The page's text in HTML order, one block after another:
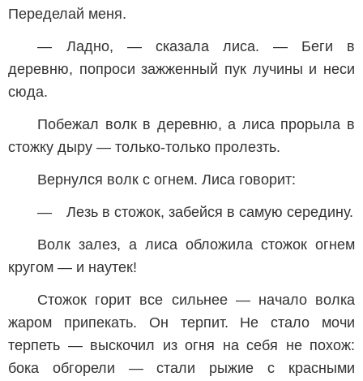
Переделай меня.
— Ладно, — сказала лиса. — Беги в
деревню, попроси зажженный пук лучины и неси
сюда.
Побежал волк в деревню, а лиса прорыла в
стожку дыру — только-только пролезть.
Вернулся волк с огнем. Лиса говорит:
— Лезь в стожок, забейся в самую середину.
Волк залез, а лиса обложила стожок огнем
кругом — и наутек!
Стожок горит все сильнее — начало волка
жаром припекать. Он терпит. Не стало мочи
терпеть — выскочил из огня на себя не похож:
бока обгорели — стали рыжие с красными